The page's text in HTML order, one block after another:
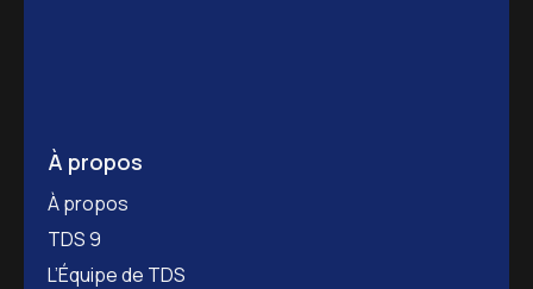
À propos
À propos
TDS 9
L’Équipe de TDS